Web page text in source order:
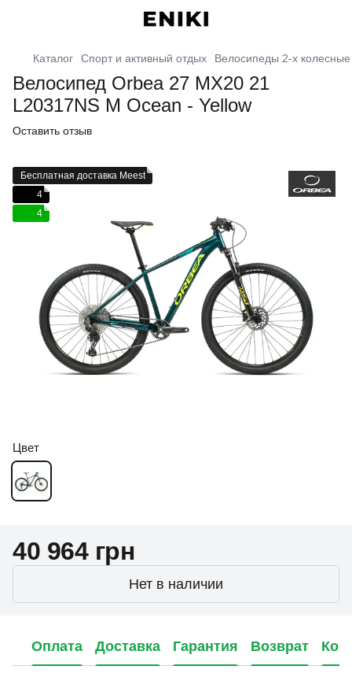
Каталог Спорт и активный отдых Велосипеды 2-х колесные
Велосипед Orbea 27 MX20 21
L20317NS M Ocean - Yellow
Оставить отзыв
Бесплатная доставка Meest
4
4
Цвет
40 964 грн
Нет в наличии
Оплата Доставка Гарантия Возврат